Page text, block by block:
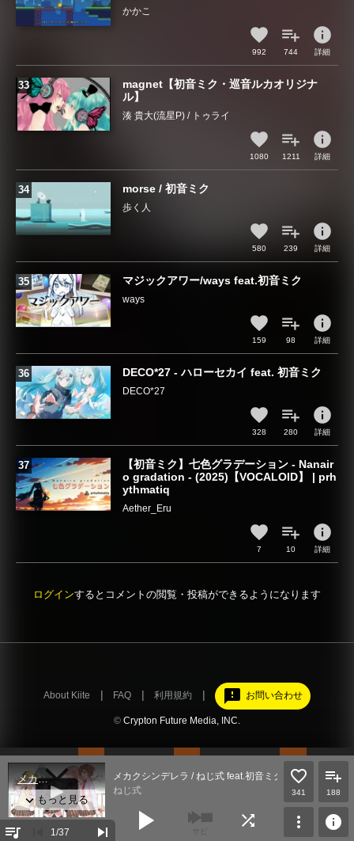
かかこ
992 744
info
詳細
magnet【初音ミク・巡音ルカオリジナ
ル】
湊 貴大(流星P) / トゥライ
1080 1211
info
詳細
morse / 初音ミク
歩く人
580 239
info
詳細
マジックアワー/ways feat.初音ミク
ways
159 98
info
詳細
DECO*27 - ハローセカイ feat. 初音ミク
DECO*27
328 280
info
詳細
【初音ミク】七色グラデーション - Nanair
o gradation - (2025)【VOCALOID】 | prh
ythmatiq
Aether_Eru
7 10
info
詳細
ログインするとコメントの閲覧・投稿ができるようになります
About Kiite FAQ 利用規約 feedback お問い合わせ
© Crypton Future Media, INC.
queue_music 1 /37 skip_next
メカクシンデレラ / ねじ式 feat.初音ミク＆鏡音リン＆巡音ル
ねじ式
play_arrow サビ
shuffle
341 188
more_vert info